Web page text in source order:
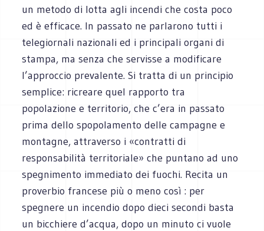
un metodo di lotta agli incendi che costa poco
ed è efficace. In passato ne parlarono tutti i
telegiornali nazionali ed i principali organi di
stampa, ma senza che servisse a modificare
l’approccio prevalente. Si tratta di un principio
semplice: ricreare quel rapporto tra
popolazione e territorio, che c’era in passato
prima dello spopolamento delle campagne e
montagne, attraverso i «contratti di
responsabilità territoriale» che puntano ad uno
spegnimento immediato dei fuochi. Recita un
proverbio francese più o meno così : per
spegnere un incendio dopo dieci secondi basta
un bicchiere d’acqua, dopo un minuto ci vuole